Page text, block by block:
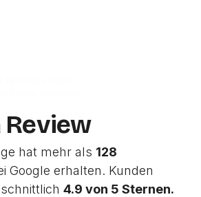
Review
hat mehr als 128
Google erhalten. Kunden
4.9 von 5 Sternen.